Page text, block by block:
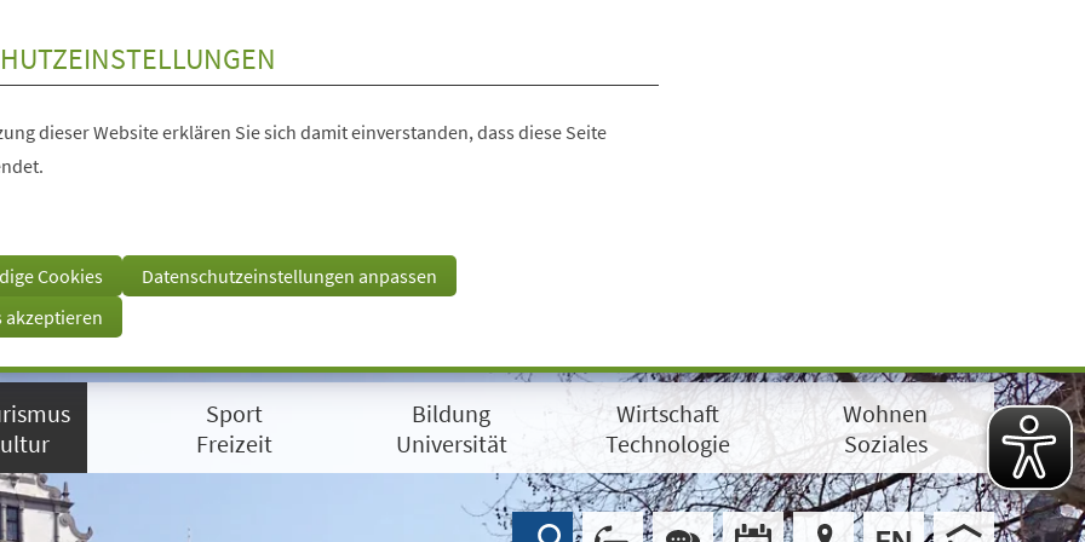
dieser Website erklären Sie sich damit einverstanden, dass diese Seite
Cookies
Datenschutzeinstellungen anpassen
akzeptieren
Sport
Freizeit
Bildung
Universität
Wirtschaft
Technologie
Wohnen
Soziales